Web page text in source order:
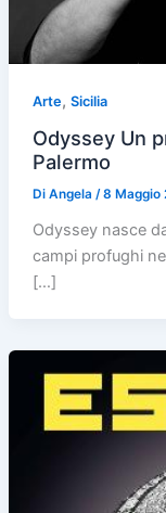
Arte, Sicilia
Odyssey Un
Palermo
Di Angela /8 Maggio
Odyssey nasce
campi profughi
[…]